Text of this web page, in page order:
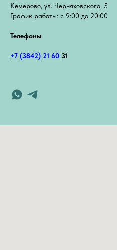
Кемерово, ул. Черняховского, 5
График работы: с 9:00 до 20:00
Телефоны
+7 (3842) 21 60 31